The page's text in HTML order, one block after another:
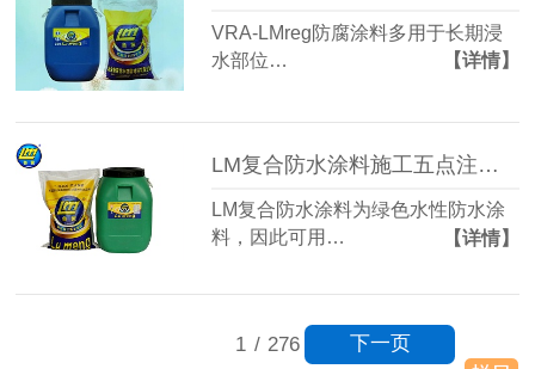
VRA-LMreg防腐涂料多用于长期浸
水部位…
【详情】
LM复合防水涂料施工五点注意事项
LM复合防水涂料为绿色水性防水涂
料，因此可用…
【详情】
1 / 276 下一页